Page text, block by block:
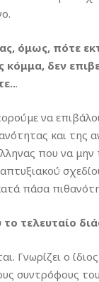
όμως, πότε
δεν
.
να
και της
που να μην
πάσα
τελευταίο
Γνωρίζει ο
συντρόφους